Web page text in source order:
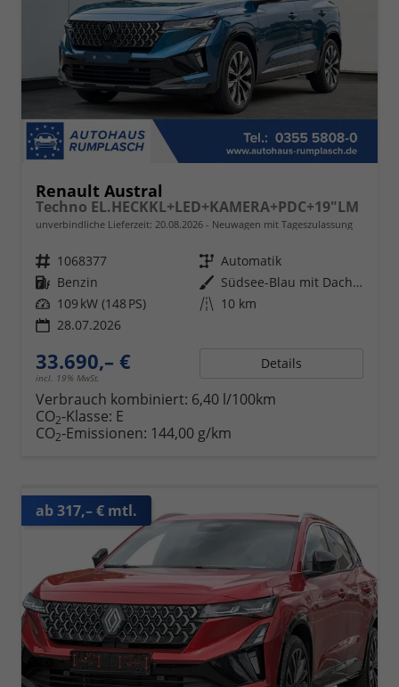
Renault Austral
Techno EL.HECKKL+LED+KAMERA+PDC+19"LM
unverbindliche Lieferzeit: 20.08.2026 Neuwagen mit Tageszulassung
Fahrzeugnr. 1068377 Getriebe Automatik
Kraftstoff Benzin Außenfarbe
Südsee-Blau mit Dach in Black-Pearl-Schwarz
Leistung 109 kW (148 PS) Kilometerstand 10 km
28.07.2026
33.690,– €
incl. 19% MwSt.
Details
Verbrauch kombiniert: 6,40 l/100km
CO2-Klasse: E
CO2-Emissionen: 144,00 g/km
ab 317,– € mtl.